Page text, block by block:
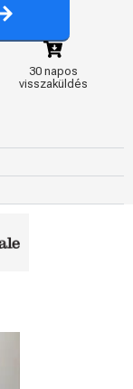
30 napos
visszaküldés